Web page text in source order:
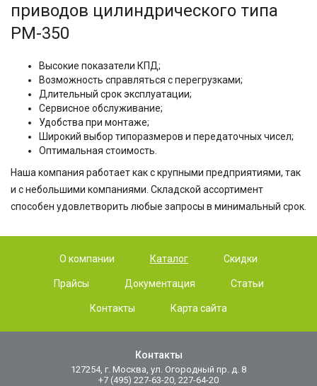
приводов цилиндрического типа
РМ-350
Высокие показатели КПД;
Возможность справляться с перегрузками;
Длительный срок эксплуатации;
Сервисное обслуживание;
Удобства при монтаже;
Широкий выбор типоразмеров и передаточных чисел;
Оптимальная стоимость.
Наша компания работает как с крупными предприятиями, так
и с небольшими компаниями. Складской ассортимент
способен удовлетворить любые запросы в минимальный срок.
О компании Каталог Скидки
Прайсы Документация Статьи
Контакты Карта сайта
Контакты
127254, г. Москва, ул. Огородный пр. д. 8
+7 (495) 227-63-20, 227-64-20